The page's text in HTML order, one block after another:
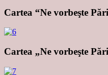
Cartea “Ne vorbeşte
Cartea „Ne vorbeşte